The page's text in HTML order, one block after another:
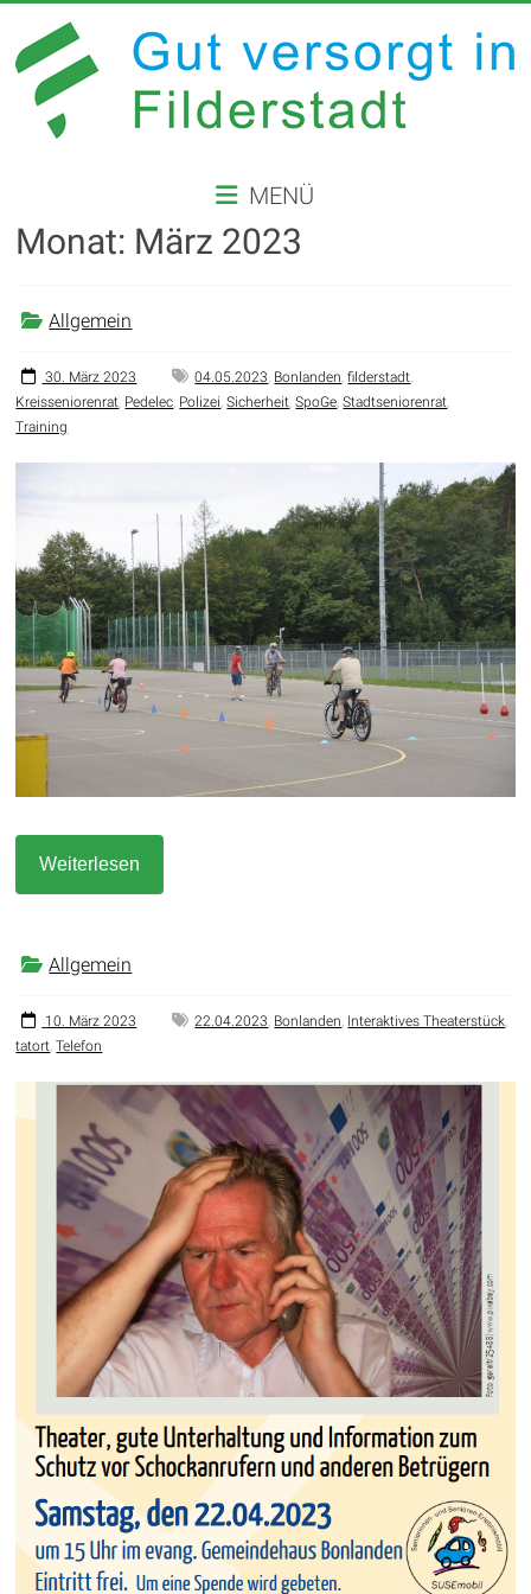
Inhalt
springen
VERSORGT
IN
FILDERSTADT
der
Stadt
Filderstadt
MENÜ
Monat: März 2023
Allgemein
30. März 2023 04.05.2023, Bonlanden,filderstadt,
Kreisseniorenrat, Pedelec, Polizei,Sicherheit,SpoGe,Stadtseniorenrat,
Training
Weiterlesen
Allgemein
10. März 2023 22.04.2023, Bonlanden, Interaktives Theaterstück,
tatort,Telefon